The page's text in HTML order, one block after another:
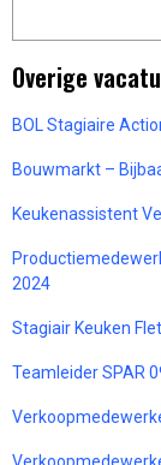
Overige
BOL Stagiaire
Bouwmarkt –
Keukenassistent
2024
Stagiair Keuken
Teamleider SPAR